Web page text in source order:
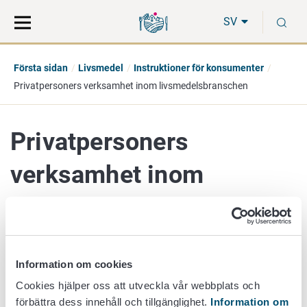
Information om cookies
Cookies hjälper oss att utveckla vår webbplats och
förbättra dess innehåll och tillgänglighet. Information om
direkt
till
på
hela
SV
Första sidan Livsmedel
Instruktioner för konsumenter
Privatpersoners verksamhet inom livsmedelsbranschen
Privatpersoners
verksamhet inom
livsmedelsbranschen
Enligt livsmedelslagen är en privatpersons
restaurangverksamhetpå vissa villkor möjlig om den är